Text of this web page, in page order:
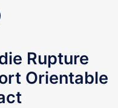
Rupture
Orientable